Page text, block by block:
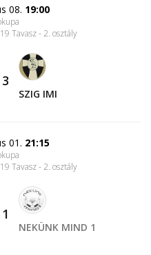
08. 19:00
Tavasz - 2. osztály
3
SZIG IMI
01. 21:15
Tavasz - 2. osztály
1
NEKÜNK MIND 1